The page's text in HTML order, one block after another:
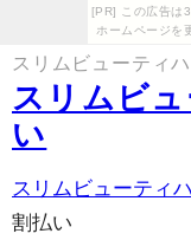
[PR] この広告は
ホームページを
スリムビューティ
スリムビ
い
スリムビューティ
割払い